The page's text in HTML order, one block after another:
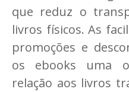
que reduz o
livros físicos. As
promoções e
os ebooks uma
relação aos livros